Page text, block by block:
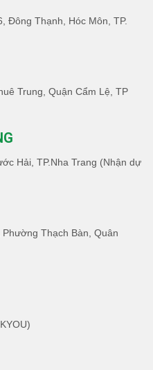
Đông Thạnh, Hóc Môn, TP.
Trung, Quận Cẩm Lệ, TP
Hải, TP.Nha Trang (Nhận dự
Thạch Bàn, Quân